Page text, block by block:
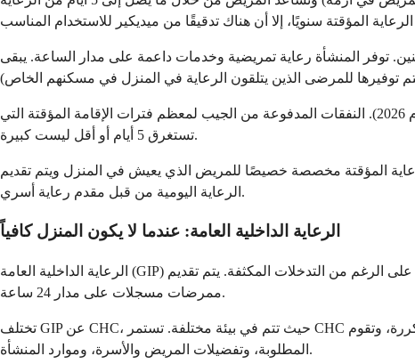
توفر المنشأة رعاية تمريضية وخدمات داعمة على مدار الساعة. يبقى
تتحمل الرعاية المؤقتة تأمينًا مشتركًا بنسبة 5٪ لكل يوم من أيام الرعاية، بحد أقصى خصم المستشفى السنوي (1736 دولارًا في عام 2026). النفقات المدفوعة من الجيب لمعظم فترات الإقامة المؤقتة التي
تستغرق 5 أيام أو أقل ليست كبيرة.
المؤقتة (لأن المريض يتلقى بالفعل رعاية على مدار 24 ساعة في دار رعاية). الرعاية المؤقتة مخصصة خصيصًا للمريض الذي يعيش في المنزل ويتم تقديم
الرعاية اليومية من قبل مقدم رعاية أسري.
الرعاية الداخلية العامة: عندما لا يكون المنزل كافياً
الرعاية الداخلية العامة (GIP) مخصصة للمرضى الذين لا يمكن التحكم في أعراضهم في المنزل على الرغم من التدخلات المكثفة. يتم تقديم GIP في مستشفى، أو وحدة رعاية مسنين داخلية، أو دار رعاية مع تغطية
ممرضات مسجلات على مدار 24 ساعة.
تختلف GIP عن CHC، حيث تتم في بيئة مختلفة. تستمر CHC في رعاية المريض في المنزل مع زيارات متكررة، وتقوم GIP بنقل المريض إلى منشأة للإدارة الطبية المكثفة. يتم تحديد ذلك بناءً على الأعراض
المطلوبة، وتفضيلات المريض والأسرة، وموارد المنشأة.